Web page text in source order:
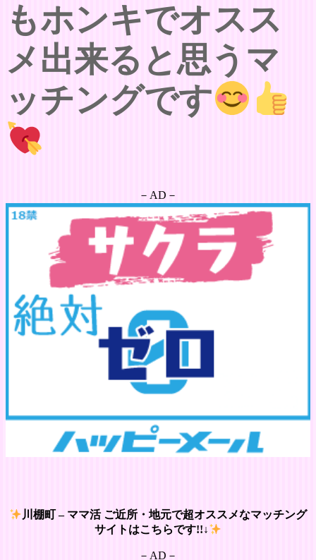
もホンキでオスス
メ出来ると思うマ
ッチングです
－AD－
川棚町 – ママ活 ご近所・地元で超オススメなマッチング
サイトはこちらです!!↓
－AD－